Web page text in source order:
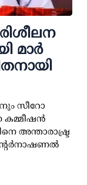
മാര്‍
സീറോ
കമ്മീഷന്‍
അന്താരാഷ്ട്ര